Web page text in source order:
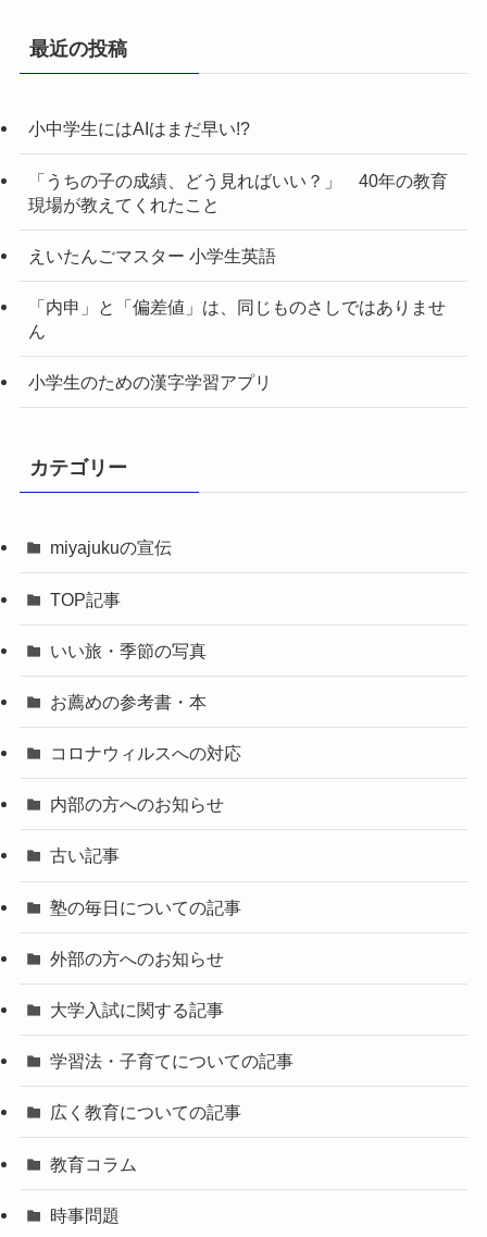
最近の投稿
小中学生にはAIはまだ早い!?
「うちの子の成績、どう見ればいい？」 40年の教育
現場が教えてくれたこと
えいたんごマスター 小学生英語
「内申」と「偏差値」は、同じものさしではありませ
ん
小学生のための漢字学習アプリ
カテゴリー
miyajukuの宣伝
TOP記事
いい旅・季節の写真
お薦めの参考書・本
コロナウィルスへの対応
内部の方へのお知らせ
古い記事
塾の毎日についての記事
外部の方へのお知らせ
大学入試に関する記事
学習法・子育てについての記事
広く教育についての記事
教育コラム
時事問題